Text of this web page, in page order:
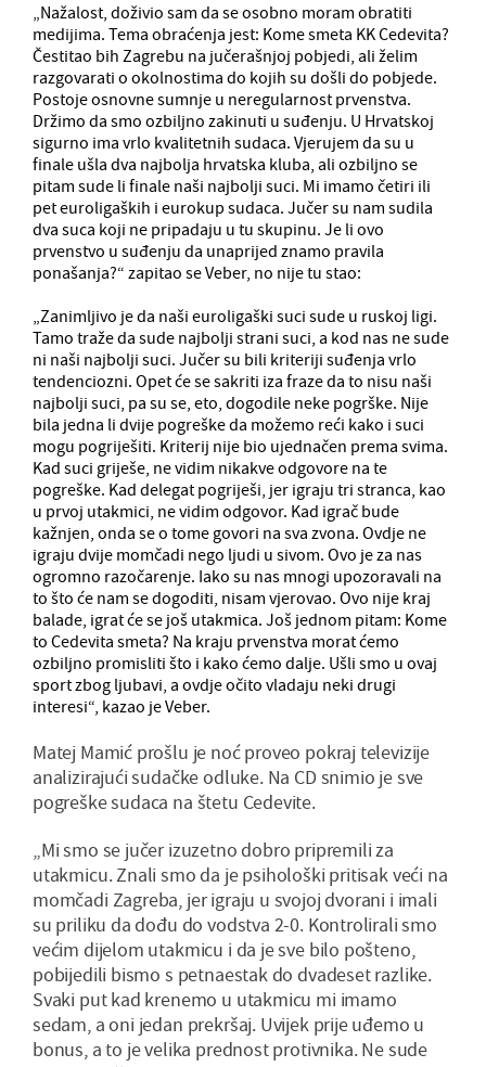
„Nažalost, doživio sam da se osobno moram obratiti
medijima. Tema obraćenja jest: Kome smeta KK Cedevita?
Čestitao bih Zagrebu na jučerašnjoj pobjedi, ali želim
razgovarati o okolnostima do kojih su došli do pobjede.
Postoje osnovne sumnje u neregularnost prvenstva.
Držimo da smo ozbiljno zakinuti u suđenju. U Hrvatskoj
sigurno ima vrlo kvalitetnih sudaca. Vjerujem da su u
finale ušla dva najbolja hrvatska kluba, ali ozbiljno se
pitam sude li finale naši najbolji suci. Mi imamo četiri ili
pet euroligaških i eurokup sudaca. Jučer su nam sudila
dva suca koji ne pripadaju u tu skupinu. Je li ovo
prvenstvo u suđenju da unaprijed znamo pravila
ponašanja?“ zapitao se Veber, no nije tu stao:
„Zanimljivo je da naši euroligaški suci sude u ruskoj ligi.
Tamo traže da sude najbolji strani suci, a kod nas ne sude
ni naši najbolji suci. Jučer su bili kriteriji suđenja vrlo
tendenciozni. Opet će se sakriti iza fraze da to nisu naši
najbolji suci, pa su se, eto, dogodile neke pogrške. Nije
bila jedna li dvije pogreške da možemo reći kako i suci
mogu pogriješiti. Kriterij nije bio ujednačen prema svima.
Kad suci griješe, ne vidim nikakve odgovore na te
pogreške. Kad delegat pogriješi, jer igraju tri stranca, kao
u prvoj utakmici, ne vidim odgovor. Kad igrač bude
kažnjen, onda se o tome govori na sva zvona. Ovdje ne
igraju dvije momčadi nego ljudi u sivom. Ovo je za nas
ogromno razočarenje. Iako su nas mnogi upozoravali na
to što će nam se dogoditi, nisam vjerovao. Ovo nije kraj
balade, igrat će se još utakmica. Još jednom pitam: Kome
to Cedevita smeta? Na kraju prvenstva morat ćemo
ozbiljno promisliti što i kako ćemo dalje. Ušli smo u ovaj
sport zbog ljubavi, a ovdje očito vladaju neki drugi
interesi“, kazao je Veber.
Matej Mamić prošlu je noć proveo pokraj televizije
analizirajući sudačke odluke. Na CD snimio je sve
pogreške sudaca na štetu Cedevite.
„Mi smo se jučer izuzetno dobro pripremili za
utakmicu. Znali smo da je psihološki pritisak veći na
momčadi Zagreba, jer igraju u svojoj dvorani i imali
su priliku da dođu do vodstva 2-0. Kontrolirali smo
većim dijelom utakmicu i da je sve bilo pošteno,
pobijedili bismo s petnaestak do dvadeset razlike.
Svaki put kad krenemo u utakmicu mi imamo
sedam, a oni jedan prekršaj. Uvijek prije uđemo u
bonus, a to je velika prednost protivnika. Ne sude